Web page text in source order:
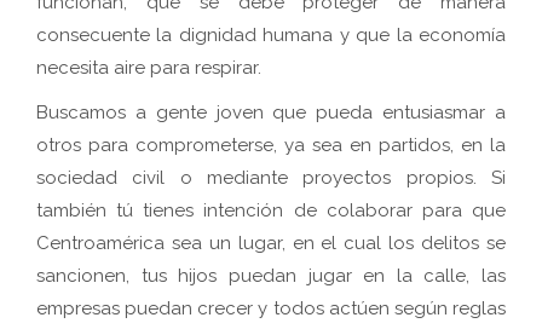
consecuente la dignidad humana y que la economía
necesita aire para respirar.
Buscamos a gente joven que pueda entusiasmar a
otros para comprometerse, ya sea en partidos, en la
sociedad civil o mediante proyectos propios. Si
también tú tienes intención de colaborar para que
Centroamérica sea un lugar, en el cual los delitos se
sancionen, tus hijos puedan jugar en la calle, las
empresas puedan crecer y todos actúen según reglas